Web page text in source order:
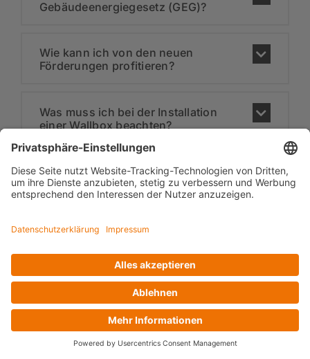
Gebäudeenergiegesetz (GEG)?
Wie kann ich von den neuen
Förderungen profitieren?
Was muss ich bei der Installation
einer Wallbox beachten?
Quellen:
Studie – Analyse Wärmepumpen im
BMWK – Jetzt umsteigen auf
klimafreundliche Wärme!
(energiewechsel.de)
BMWK – Investieren lohnt sich:
Bundesförderung für effiziente Gebäude
(BEG) (energiewechsel.de)